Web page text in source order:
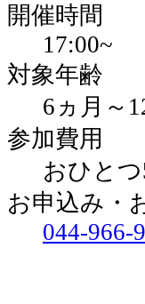
開催時間
17:00~
対象年齢
6ヵ月～
参加費用
おひとつ
お申込み・
044-966-